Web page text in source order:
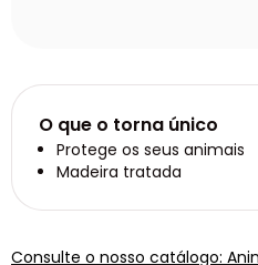
O que o torna único
Protege os seus animais
Madeira tratada
Consulte o nosso catálogo: